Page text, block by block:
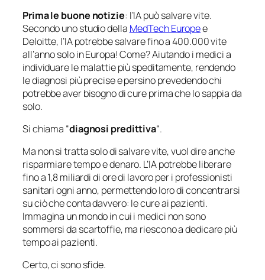
Prima le buone notizie: l’IA può salvare vite.
Secondo uno studio della MedTech Europee
Deloitte, l’IA potrebbe salvare fino a 400.000 vite
all’anno solo in Europa! Come? Aiutando i medici a
individuare le malattie più speditamente, rendendo
le diagnosi più precise e persino prevedendo chi
potrebbe aver bisogno di cure prima che lo sappia da
solo.
Si chiama “diagnosi predittiva“.
Ma non si tratta solo di salvare vite, vuol dire anche
risparmiare tempo e denaro. L’IA potrebbe liberare
fino a 1,8 miliardi di ore di lavoro per i professionisti
sanitari ogni anno, permettendo loro di concentrarsi
su ciò che conta davvero: le cure ai pazienti.
Immagina un mondo in cui i medici non sono
sommersi da scartoffie, ma riescono a dedicare più
tempo ai pazienti.
Certo, ci sono sfide.